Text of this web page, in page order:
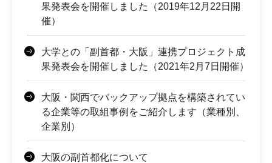
果発表会を開催しました（2019年12月22日開
催）
大学との「副首都・大阪」連携プロジェクト成
果発表会を開催しました（2021年2月7日開催）
大阪・関西でバックアップ拠点を構築されてい
る企業等の取組事例をご紹介します（業種別、
企業別）
大阪の副首都化について